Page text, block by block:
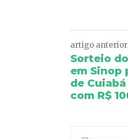
artigo anterior
Sorteio
em Sinop
de
com R$